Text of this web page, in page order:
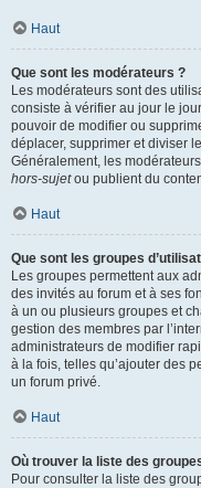
Haut
Que sont les modérateurs ?
Les modérateurs sont des
consiste à vérifier au jour le
pouvoir de modifier ou
déplacer, supprimer et diviser
Généralement, les
hors-sujetou publient du
Haut
Que sont les groupes
Les groupes permettent aux
des invités au forum et à ses
à un ou plusieurs groupes et
gestion des membres par
administrateurs de modifier
à la fois, telles qu’ajouter des
un forum privé.
Haut
Où trouver la liste des
Pour consulter la liste des